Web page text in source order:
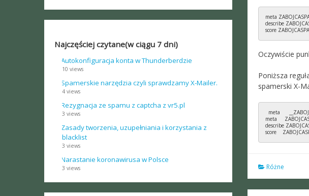
meta
describe
score
Oczywiście
Poniższa
spamerski X-
meta
meta
describe
score
Różne
Najczęściej czytane(w ciągu 7 dni)
Autokonfiguracja konta w Thunderberdzie
10 views
Spamerskie narzędzia czyli sprawdzamy X-Mailer.
4 views
Rezygnacja ze spamu z captcha z vr5.pl
3 views
Zasady tworzenia, uzupełniania i korzystania z
blacklist
3 views
Narastanie koronawirusa w Polsce
3 views